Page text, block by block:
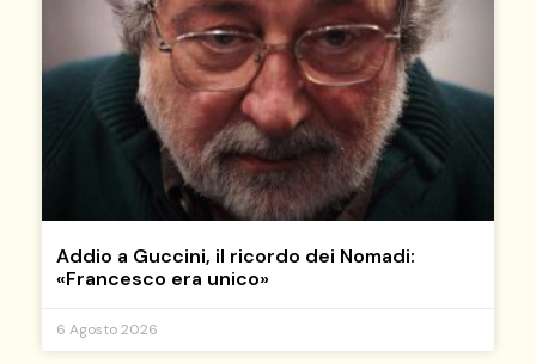
Addio a Guccini, il ricordo dei Nomadi:
«Francesco era unico»
6 Agosto 2026